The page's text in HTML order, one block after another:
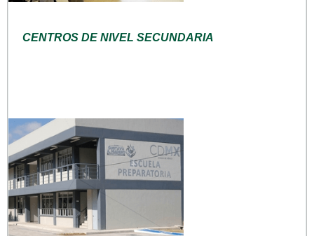
CENTROS DE NIVEL SECUNDARIA